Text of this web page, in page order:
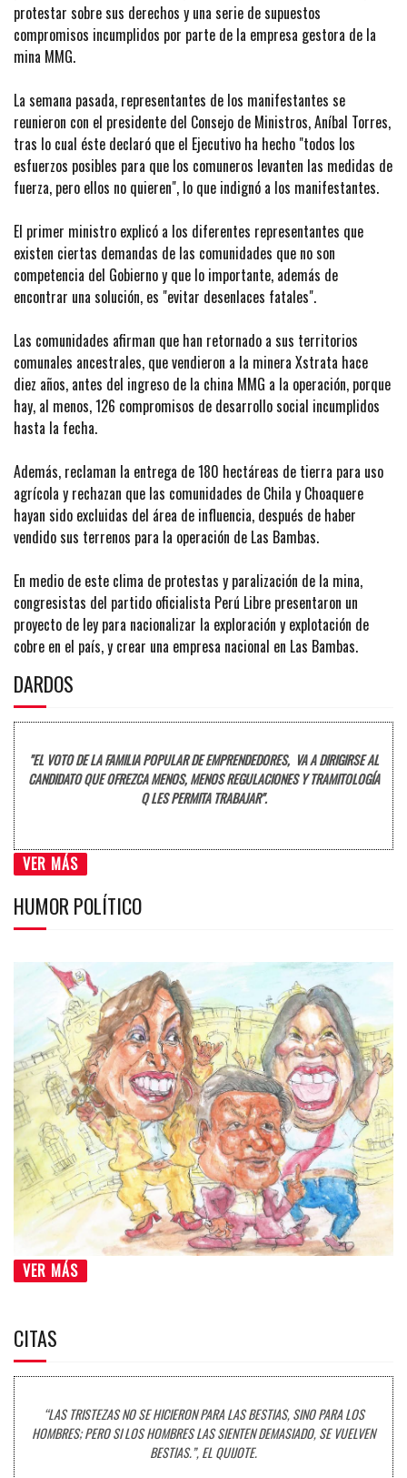
protestar sobre sus derechos y una serie de supuestos
compromisos incumplidos por parte de la empresa gestora de la
mina MMG.
La semana pasada, representantes de los manifestantes se
reunieron con el presidente del Consejo de Ministros, Aníbal Torres,
tras lo cual éste declaró que el Ejecutivo ha hecho "todos los
esfuerzos posibles para que los comuneros levanten las medidas de
fuerza, pero ellos no quieren", lo que indignó a los manifestantes.
El primer ministro explicó a los diferentes representantes que
existen ciertas demandas de las comunidades que no son
competencia del Gobierno y que lo importante, además de
encontrar una solución, es "evitar desenlaces fatales".
Las comunidades afirman que han retornado a sus territorios
comunales ancestrales, que vendieron a la minera Xstrata hace
diez años, antes del ingreso de la china MMG a la operación, porque
hay, al menos, 126 compromisos de desarrollo social incumplidos
hasta la fecha.
Además, reclaman la entrega de 180 hectáreas de tierra para uso
agrícola y rechazan que las comunidades de Chila y Choaquere
hayan sido excluidas del área de influencia, después de haber
vendido sus terrenos para la operación de Las Bambas.
En medio de este clima de protestas y paralización de la mina,
congresistas del partido oficialista Perú Libre presentaron un
proyecto de ley para nacionalizar la exploración y explotación de
cobre en el país, y crear una empresa nacional en Las Bambas.
DARDOS
"EL VOTO DE LA FAMILIA POPULAR DE EMPRENDEDORES, VA A DIRIGIRSE AL
CANDIDATO QUE OFREZCA MENOS, MENOS REGULACIONES Y TRAMITOLOGÍA
Q LES PERMITA TRABAJAR".
VER MÁS
HUMOR POLÍTICO
VER MÁS
CITAS
“LAS TRISTEZAS NO SE HICIERON PARA LAS BESTIAS, SINO PARA LOS
HOMBRES; PERO SI LOS HOMBRES LAS SIENTEN DEMASIADO, SE VUELVEN
BESTIAS.”, EL QUIJOTE.